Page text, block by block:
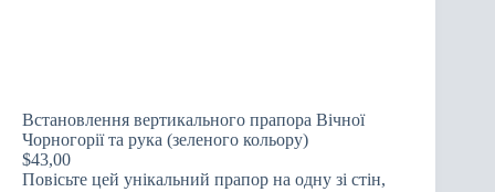
Встановлення вертикального прапора Вічної
Чорногорії та рука (зеленого кольору)
$43,00
Повісьте цей унікальний прапор на одну зі стін,